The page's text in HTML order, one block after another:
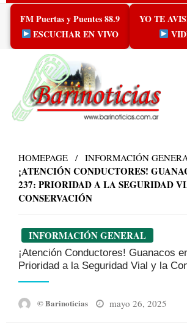
Skip
content
FM Puertas y Puentes 88.9
ESCUCHAR EN VIVO
YO TE
HOMEPAGE INFORMACIÓN
¡ATENCIÓN CONDUCTORES!
237: PRIORIDAD A LA SEGURIDAD
CONSERVACIÓN
INFORMACIÓN GENERAL
¡Atención Conductores! Guanacos
Prioridad a la Seguridad Vial y la
© Barinoticias
Posted
mayo 26, 2025